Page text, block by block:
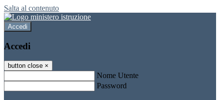
Salta al contenuto
Accedi
Accedi
button close ×
Nome Utente
Password